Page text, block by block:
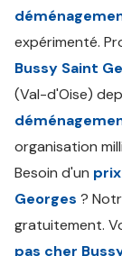
expérimenté.
Bussy Saint
(Val-d'Oise)
organisation
Besoin d'un
Georges ?
gratuitement.
pas cher